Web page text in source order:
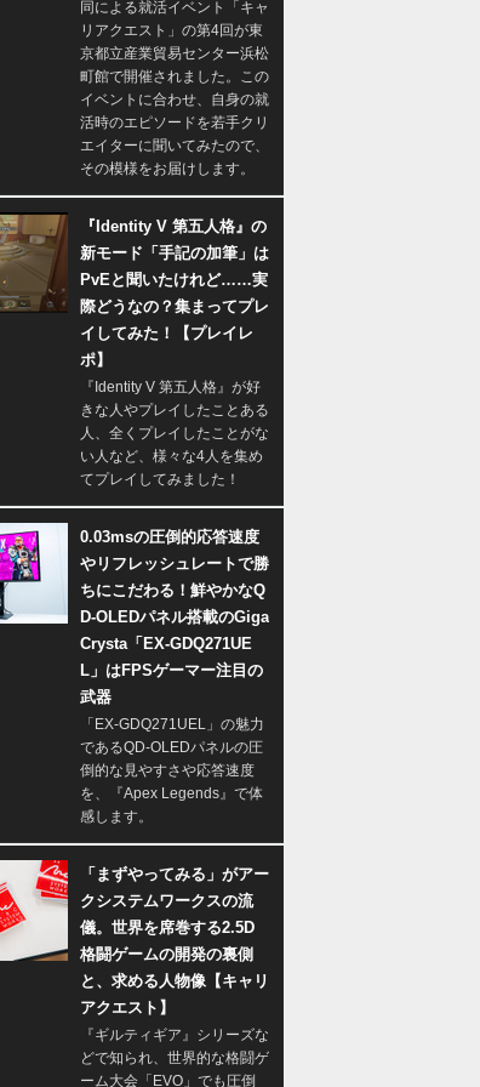
同による就活イベント「キャ
リアクエスト」の第4回が東
京都立産業貿易センター浜松
町館で開催されました。この
イベントに合わせ、自身の就
活時のエピソードを若手クリ
エイターに聞いてみたので、
その模様をお届けします。
『Identity V 第五人格』の
新モード「手記の加筆」は
PvEと聞いたけれど……実
際どうなの？集まってプレ
イしてみた！【プレイレ
ポ】
『Identity V 第五人格』が好
きな人やプレイしたことある
人、全くプレイしたことがな
い人など、様々な4人を集め
てプレイしてみました！
0.03msの圧倒的応答速度
やリフレッシュレートで勝
ちにこだわる！鮮やかなQ
D-OLEDパネル搭載のGiga
Crysta「EX-GDQ271UE
L」はFPSゲーマー注目の
武器
「EX-GDQ271UEL」の魅力
であるQD-OLEDパネルの圧
倒的な見やすさや応答速度
を、『Apex Legends』で体
感します。
「まずやってみる」がアー
クシステムワークスの流
儀。世界を席巻する2.5D
格闘ゲームの開発の裏側
と、求める人物像【キャリ
アクエスト】
『ギルティギア』シリーズな
どで知られ、世界的な格闘ゲ
ーム大会「EVO」でも圧倒